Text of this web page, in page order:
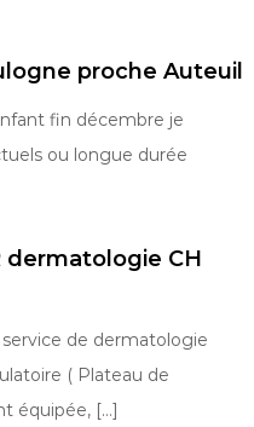
proche Auteuil
fin décembre je
ou longue durée
dermatologie CH
de dermatologie
( Plateau de
équipée, […]